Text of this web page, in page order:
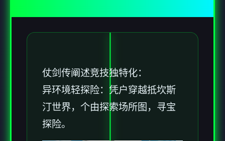
仗剑传阐述竞技独特化：
异环境轻探险：凭户穿越抵坎斯
汀世界，个由探索场所图，寻宝
探险。